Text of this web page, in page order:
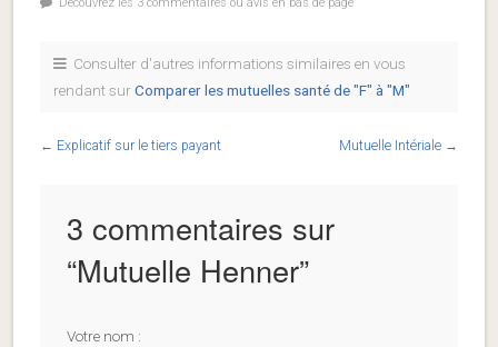
Découvrez les 3 commentaires ou avis en bas de page
Consulter d'autres informations similaires en vous
rendant surComparer les mutuelles santé de "F" à "M"
← Explicatif sur le tiers payant Mutuelle Intériale →
3 commentaires sur
“Mutuelle Henner”
Votre nom :